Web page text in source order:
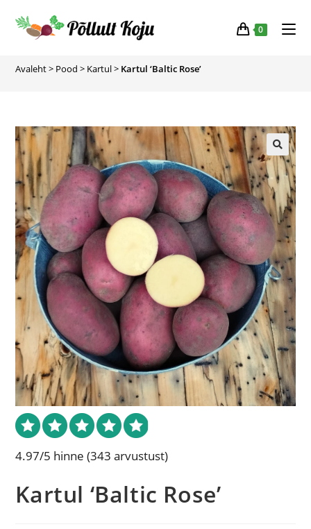
0
Avaleht> Pood > Kartul> Kartul ‘Baltic Rose’
🔍
4.97/5 hinne (343 arvustust)
Kartul ‘Baltic Rose’